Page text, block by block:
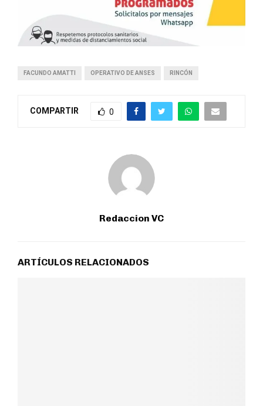
FACUNDO AMATTI OPERATIVO DE ANSES RINCÓN
COMPARTIR 0
Redaccion VC
ARTÍCULOS RELACIONADOS